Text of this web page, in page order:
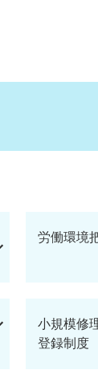
労働環境
小規模修
登録制度